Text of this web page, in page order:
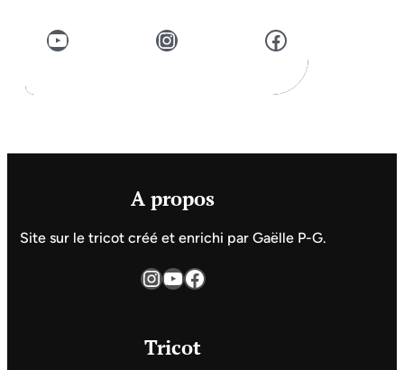
YouTube Instagram Facebook
A propos
Site sur le tricot créé et enrichi par Gaëlle P-G.
InstagramYouTube Facebook
Tricot